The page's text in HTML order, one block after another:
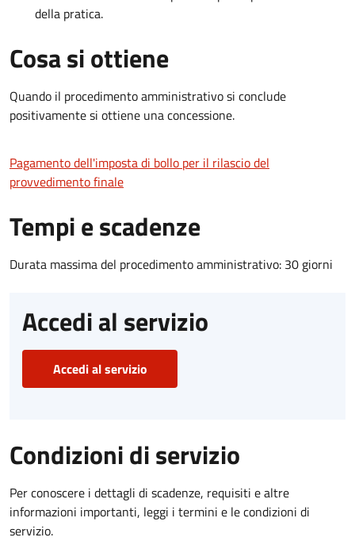
della pratica.
Cosa si ottiene
Quando il procedimento amministrativo si conclude
positivamente si ottiene una concessione.
Pagamento dell'imposta di bollo per il rilascio del
provvedimento finale
Tempi e scadenze
Durata massima del procedimento amministrativo: 30 giorni
Accedi al servizio
Accedi al servizio
Condizioni di servizio
Per conoscere i dettagli di scadenze, requisiti e altre
informazioni importanti, leggi i termini e le condizioni di
servizio.